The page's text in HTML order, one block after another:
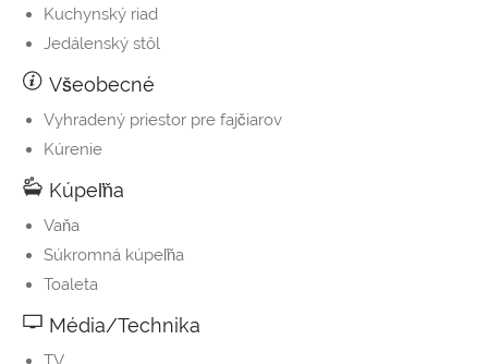
Kuchynský riad
Jedálenský stôl
Všeobecné
Vyhradený priestor pre fajčiarov
Kúrenie
Kúpeľňa
Vaňa
Súkromná kúpeľňa
Toaleta
Média/Technika